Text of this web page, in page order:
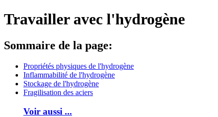
Travailler avec l'hydrogène
Sommaire de la page:
Propriétés physiques de l'hydrogène
Inflammabilité de l'hydrogène
Stockage de l'hydrogène
Fragilisation des aciers
Voir aussi ...